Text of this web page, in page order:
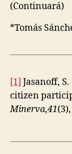
(Continuará)
*Tomás
[1] Jasanoff,
citizen
Minerva,41